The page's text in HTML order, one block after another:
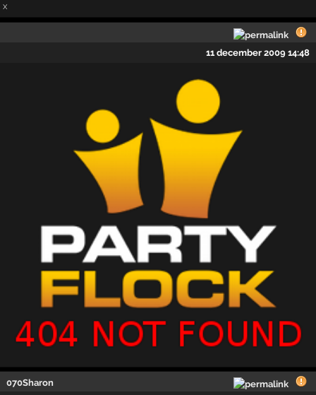
x
11 december 2009 14:48
070Sharon